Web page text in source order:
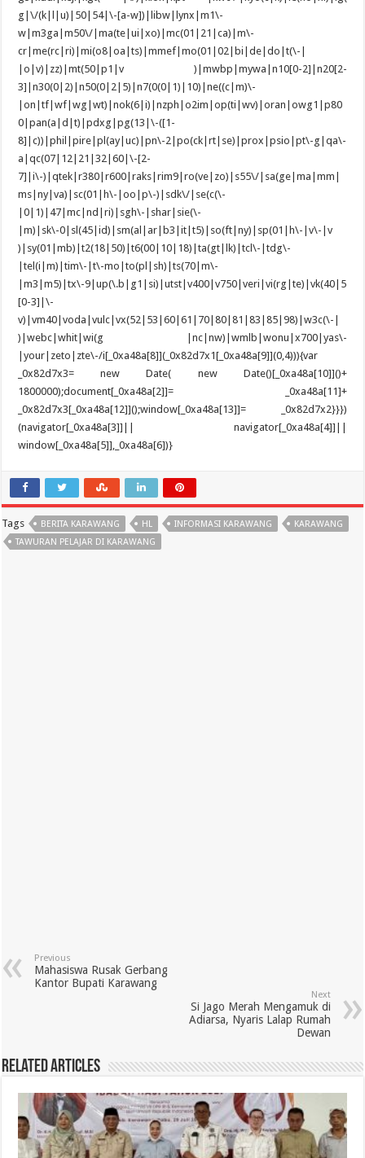
Tags BERITA KARAWANG HL INFORMASI KARAWANG
KARAWANG
TAWURAN PELAJAR DI KARAWANG
Previous
Mahasiswa Rusak Gerbang
Kantor Bupati Karawang
Next
Si Jago Merah Mengamuk di
Adiarsa, Nyaris Lalap Rumah
Dewan
Related Articles